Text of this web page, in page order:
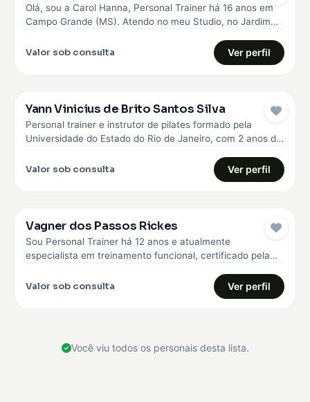
Olá, sou a Carol Hanna, Personal Trainer há 16 anos em
Campo Grande (MS). Atendo no meu Studio, no Jardim…
Valor sob consulta Ver perfil
Yann Vinicius de Brito Santos Silva
Personal trainer e instrutor de pilates formado pela
Universidade do Estado do Rio de Janeiro, com 2 anos de
Valor sob consulta Ver perfil
Vagner dos Passos Rickes
Sou Personal Trainer há 12 anos e atualmente
especialista em treinamento funcional, certificado pela
Valor sob consulta Ver perfil
Você viu todos os personais desta lista.